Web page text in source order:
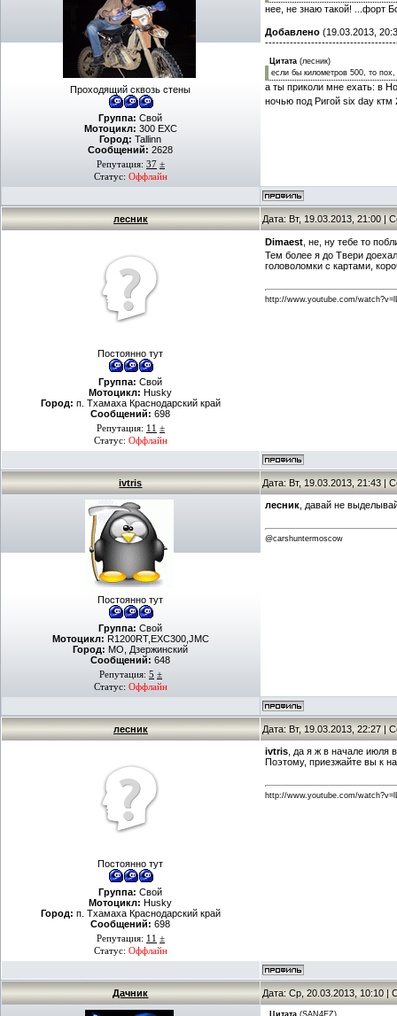
Проходящий сквозь стены
Группа: Свой
Мотоцикл: 300 EXC
Город: Tallinn
Сообщений: 2628
Репутация: 37 ±
Статус: Оффлайн
нее, не знаю такой! ...форт
Добавлено (19.03.2013,
Цитата (лесник)
если бы километров 500, то
а ты приколи мне ехать: в
ночью под Ригой siх day
лесник Дата: Вт, 19.03.2013, 21:00 |
Постоянно тут
Группа: Свой
Мотоцикл: Husky
Город: п. Тхамаха Краснодарский край
Сообщений: 698
Репутация: 11 ±
Статус: Оффлайн
Dimaest , не, ну тебе то
Тем более я до Твери
головоломки с картами,
http://www.youtube.com/
ivtris Дата: Вт, 19.03.2013, 21:43 |
Постоянно тут
Группа: Свой
Мотоцикл: R1200RT,EXC300,JMC
Город: МО, Дзержинский
Сообщений: 648
Репутация: 5 ±
Статус: Оффлайн
лесник , давай не
@carshuntermoscow
лесник Дата: Вт, 19.03.2013, 22:27 |
Постоянно тут
Группа: Свой
Мотоцикл: Husky
Город: п. Тхамаха Краснодарский край
Сообщений: 698
Репутация: 11 ±
Статус: Оффлайн
ivtris , да я ж в начале июля
Поэтому, приезжайте вы к
http://www.youtube.com/
Дачник Дата: Ср, 20.03.2013, 10:10 |
Цитата (SAN4EZ)